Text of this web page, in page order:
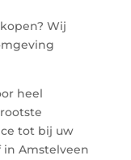
Wij
heel
tot bij uw
Amstelveen